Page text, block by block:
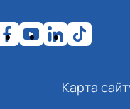
Карта